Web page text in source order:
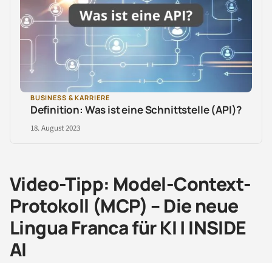
BUSINESS & KARRIERE
Definition: Was ist eine Schnittstelle (API)?
18. August 2023
Video-Tipp: Model-Context-
Protokoll (MCP) – Die neue
Lingua Franca für KI | INSIDE
AI